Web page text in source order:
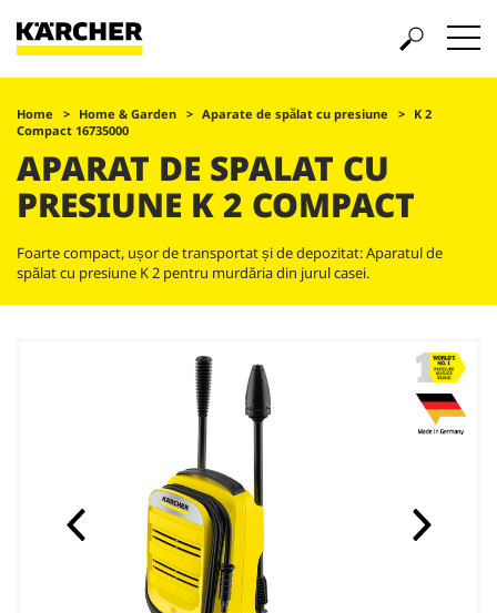
Home Home & Garden Aparate de spălat cu presiune
K 2
Compact 16735000
APARAT DE SPALAT CU
PRESIUNE K 2 COMPACT
Foarte compact, ușor de transportat și de depozitat: Aparatul de
spălat cu presiune K 2 pentru murdăria din jurul casei.